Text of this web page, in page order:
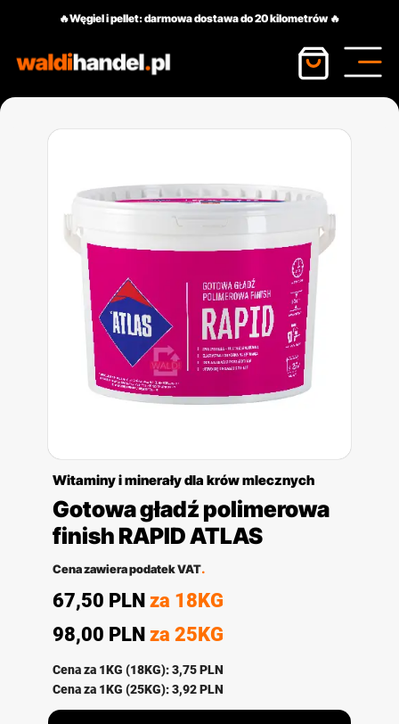
🔥Węgiel i pellet: darmowa dostawa do 20 kilometrów 🔥
Witaminy i minerały dla krów mlecznych
Gotowa gładź polimerowa
finish RAPID ATLAS
Cena zawiera podatek VAT.
67,50 PLN za 18KG
98,00 PLN za 25KG
Cena za 1KG (18KG): 3,75 PLN
Cena za 1KG (25KG): 3,92 PLN